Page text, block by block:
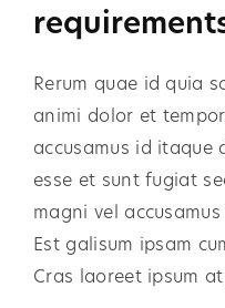
Rerum quae id quia
animi dolor et
accusamus id itaque
esse et sunt fugiat
magni vel
Est galisum ipsam
Cras laoreet ipsum